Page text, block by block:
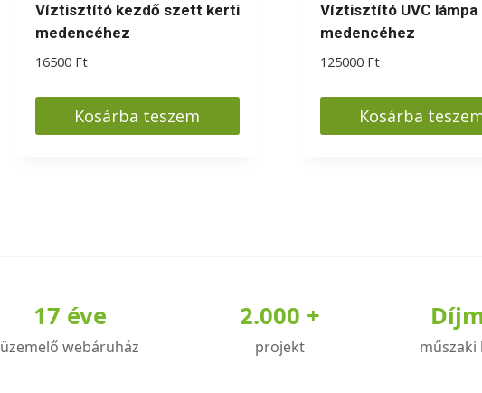
Víztisztító kezdő szett kerti
medencéhez
16500 Ft
Kosárba teszem
Víztisztító UVC lámpa
medencéhez
125000 Ft
Kosárba
17 éve
üzemelő webáruház
2.000 +
projekt műszaki